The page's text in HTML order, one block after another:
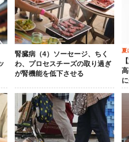
腎臓病（4）ソーセージ、ちく
わ、プロセスチーズの取り過ぎ
が腎機能を低下させる
夏